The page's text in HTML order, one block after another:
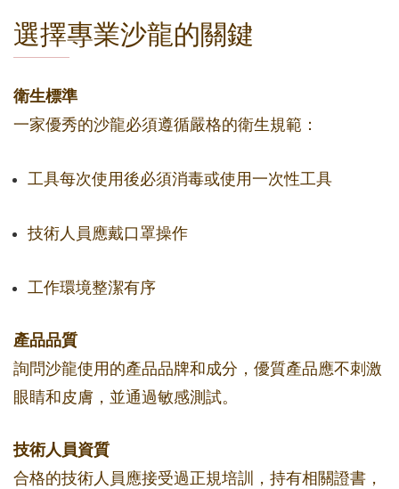
選擇專業沙龍的關鍵
衛生標準
一家優秀的沙龍必須遵循嚴格的衛生規範：
工具每次使用後必須消毒或使用一次性工具
技術人員應戴口罩操作
工作環境整潔有序
產品品質
詢問沙龍使用的產品品牌和成分，優質產品應不刺激
眼睛和皮膚，並通過敏感測試。
技術人員資質
合格的技術人員應接受過正規培訓，持有相關證書，